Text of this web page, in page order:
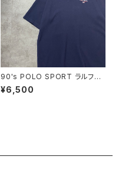
90's POLO SPORT ラルフロ
ーレン ポロスポーツ ハーフ
ジップ 刺繍ワンポイント 鹿
¥6,500